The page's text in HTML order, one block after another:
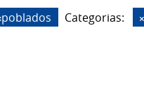
poblados Categorias: